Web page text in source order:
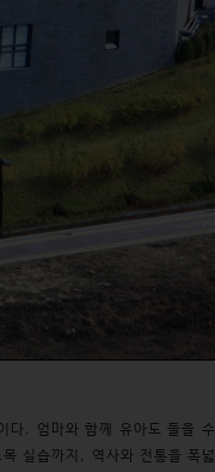
다. 엄마와 함께 유아도 들을 수
실습까지, 역사와 전통을 폭넓